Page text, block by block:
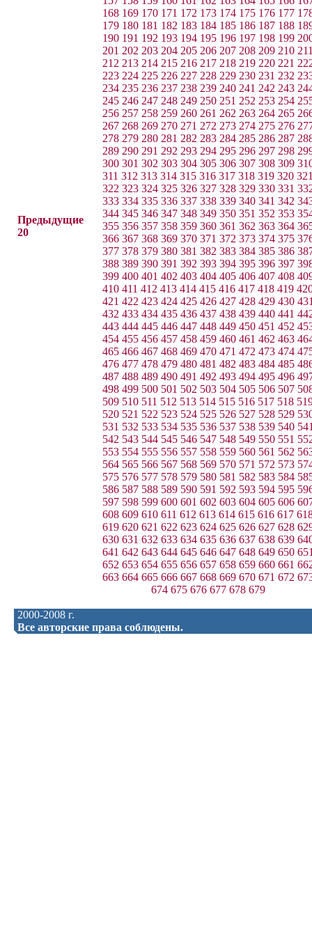
Предыдущие
20
168 169 170 171 172 173 174 175 176 177
179 180 181 182 183 184 185 186 187 188
190 191 192 193 194 195 196 197 198 199
201 202 203 204 205 206 207 208 209 210
212 213 214 215 216 217 218 219 220 221
223 224 225 226 227 228 229 230 231 232
234 235 236 237 238 239 240 241 242 243
245 246 247 248 249 250 251 252 253 254
256 257 258 259 260 261 262 263 264 265
267 268 269 270 271 272 273 274 275 276
278 279 280 281 282 283 284 285 286 287
289 290 291 292 293 294 295 296 297 298
300 301 302 303 304 305 306 307 308 309
311 312 313 314 315 316 317 318 319 320
322 323 324 325 326 327 328 329 330 331
333 334 335 336 337 338 339 340 341 342
344 345 346 347 348 349 350 351 352 353
355 356 357 358 359 360 361 362 363 364
366 367 368 369 370 371 372 373 374 375
377 378 379 380 381 382 383 384 385 386
388 389 390 391 392 393 394 395 396 397
399 400 401 402 403 404 405 406 407 408
410 411 412 413 414 415 416 417 418 419
421 422 423 424 425 426 427 428 429 430
432 433 434 435 436 437 438 439 440 441
443 444 445 446 447 448 449 450 451 452
454 455 456 457 458 459 460 461 462 463
465 466 467 468 469 470 471 472 473 474
476 477 478 479 480 481 482 483 484 485
487 488 489 490 491 492 493 494 495 496
498 499 500 501 502 503 504 505 506 507
509 510 511 512 513 514 515 516 517 518
520 521 522 523 524 525 526 527 528 529
531 532 533 534 535 536 537 538 539 540
542 543 544 545 546 547 548 549 550 551
553 554 555 556 557 558 559 560 561 562
564 565 566 567 568 569 570 571 572 573
575 576 577 578 579 580 581 582 583 584
586 587 588 589 590 591 592 593 594 595
597 598 599 600 601 602 603 604 605 606
608 609 610 611 612 613 614 615 616 617
619 620 621 622 623 624 625 626 627 628
630 631 632 633 634 635 636 637 638 639
641 642 643 644 645 646 647 648 649 650
652 653 654 655 656 657 658 659 660 661
663 664 665 666 667 668 669 670 671 672
674 675 676 677 678 679
2000-2008 г.
Все авторские права соблюдены.